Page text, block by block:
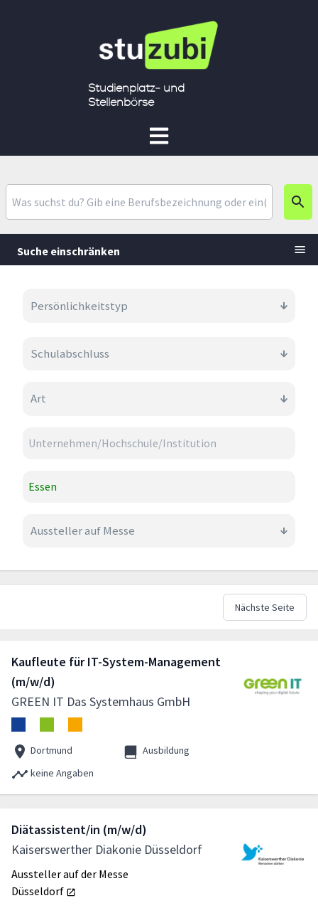
Studienplatz- und
Stellenbörse
Suche einschränken
Persönlichkeitstyp
Schulabschluss
Art
Aussteller auf Messe
Nächste Seite
Kaufleute für IT-System-Management
(m/w/d)
GREEN IT Das Systemhaus GmbH
Dortmund
Ausbildung
keine Angaben
Diätassistent/in (m/w/d)
Kaiserswerther Diakonie Düsseldorf
Aussteller auf der Messe
Düsseldorf